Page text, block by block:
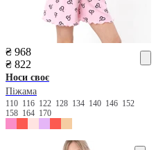
₴ 968
₴ 822
Носи своє
Піжама
110 116 122 128 134 140 146 152
158 164 170